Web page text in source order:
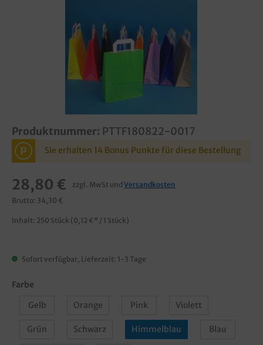
Produktnummer: PTTF180822-0017
P Sie erhalten 14 Bonus Punkte für diese Bestellung
28,80 € zzgl. MwSt und Versandkosten
Brutto: 34,30 €
Inhalt: 250 Stück (0,12 €* / 1 Stück)
Sofort verfügbar, Lieferzeit: 1-3 Tage
Farbe
Gelb
Orange Pink Violett
Grün Schwarz Himmelblau Blau